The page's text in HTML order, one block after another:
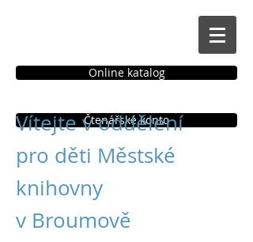
Online katalog
Čtenářské konto
Vítejte v oddělení
pro děti Městské
knihovny
v Broumově